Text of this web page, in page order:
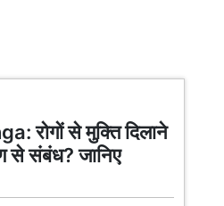
से मुक्ति दिलाने
से संबंध? जानिए